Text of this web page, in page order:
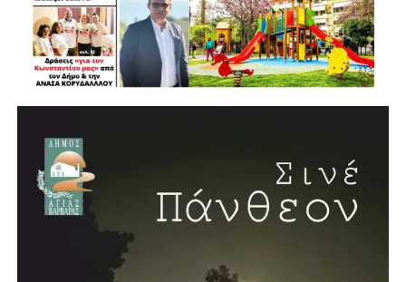
ολόκληρη τη ζωή του πολίτη, «από τη στιγμή που
γεννιέται, μεγαλώνει, μορφώνεται και εργάζεται»,
διαμορφώνοντας τελικά αυτό που ονομάζουμε ποιότητα
ζωής.
Η συνέντευξη έκλεισε με μία ιδιαίτερα θετική είδηση για
την πόλη. Ο Λάμπρος Μίχος επιβεβαίωσε ότι προχωρά η
δημιουργία νέου κλειστού κολυμβητηρίου στην Αγία
Βαρβάρα, με πισίνα μήκους 25 μέτρων. Το έργο, όπως
ανέφερε, προωθείται σε συνεργασία με την Περιφέρεια και
πρόκειται να κατασκευαστεί σε χώρο χαρακτηρισμένο για